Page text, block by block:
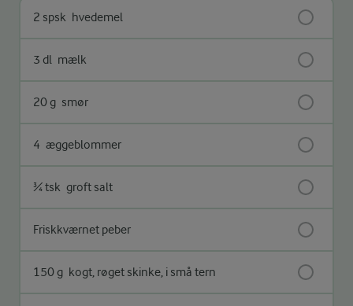
2 spsk hvedemel
3 dl mælk
20 g smør
4 æggeblommer
¾ tsk groft salt
Friskkværnet peber
150 g kogt, røget skinke, i små tern